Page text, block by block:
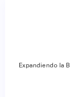
Expandiendo la